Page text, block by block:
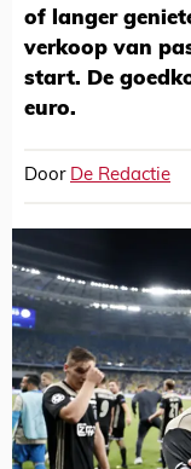
of langer
verkoop van
start. De
euro.
Door De Redactie